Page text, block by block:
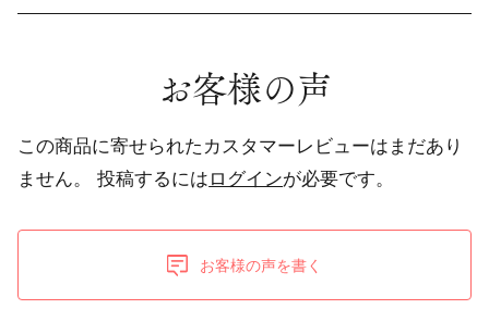
お客様の声
この商品に寄せられたカスタマーレビューはまだあり
ません。
投稿するには ログインが必要です。
お客様の声を書く